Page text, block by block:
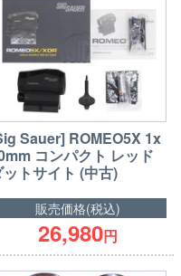
Sauer] ROMEO5X 1x
コンパクト レッド
ットサイト (中古)
販売価格(税込)
26,980円